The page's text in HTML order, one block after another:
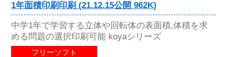
1年面積印刷印刷 (21.12.15公開 962K)
中学1年で学習する立体や回転体の表面積,体積を求
める問題の選択印刷可能 koyaシリーズ
フリーソフト